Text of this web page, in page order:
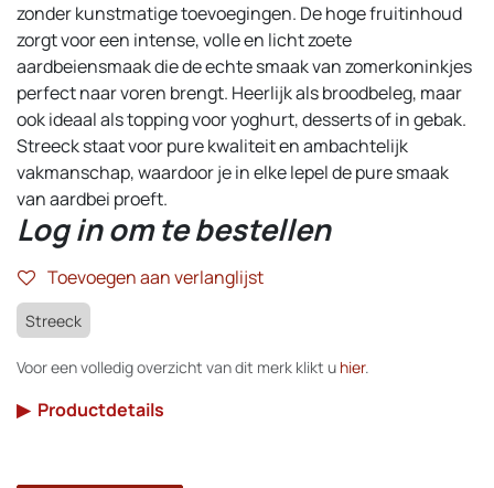
zonder kunstmatige toevoegingen. De hoge fruitinhoud
zorgt voor een intense, volle en licht zoete
aardbeiensmaak die de echte smaak van zomerkoninkjes
perfect naar voren brengt. Heerlijk als broodbeleg, maar
ook ideaal als topping voor yoghurt, desserts of in gebak.
Streeck staat voor pure kwaliteit en ambachtelijk
vakmanschap, waardoor je in elke lepel de pure smaak
van aardbei proeft.
Log in om te bestellen
Toevoegen aan verlanglijst
Streeck
Voor een volledig overzicht van dit merk klikt u hier.
▶ Productdetails